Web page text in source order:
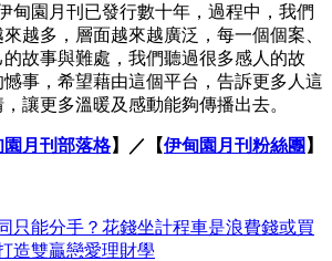
甸園月刊已發行數十年，過程中，我們
越多，層面越來越廣泛，每一個個案、
故事與難處，我們聽過很多感人的故
事，希望藉由這個平台，告訴更多人這
讓更多溫暖及感動能夠傳播出去。
園月刊部落格】／【伊甸園月刊粉絲團 】
只能分手？花錢坐計程車是浪費錢或買
造雙贏戀愛理財學